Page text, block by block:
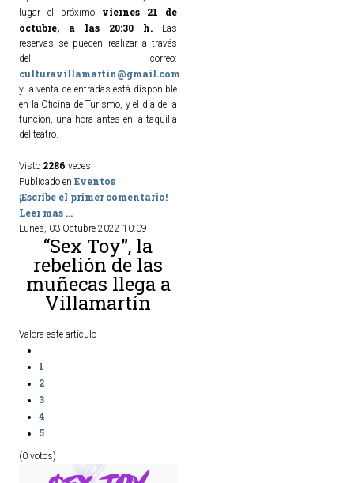
lugar el próximo viernes 21 de
octubre, a las 20:30 h. Las
reservas se pueden realizar a través
del correo:
culturavillamartin@gmail.com
y la venta de entradas está disponible
en la Oficina de Turismo, y el día de la
función, una hora antes en la taquilla
del teatro.
Visto 2286 veces
Publicado en Eventos
¡Escribe el primer comentario!
Leer más ...
Lunes, 03 Octubre 2022 10:09
“Sex Toy”, la
rebelión de las
muñecas llega a
Villamartín
Valora este artículo
1
2
3
4
5
(0 votos)